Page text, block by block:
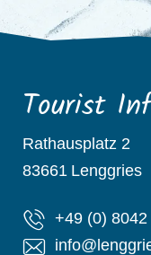
Tourist
Rathausplatz 2
83661 Lenggries
+49 (0)